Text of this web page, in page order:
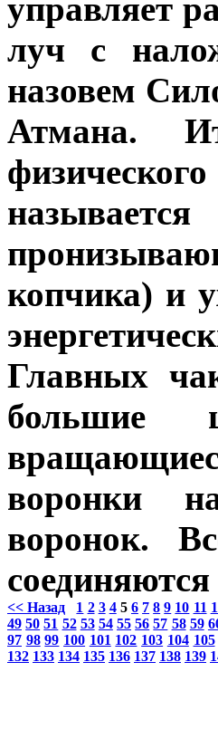
управляет
луч с
назовем
Атмана.
копчика) и
Главных
большие
воронки
воронок.
<< Назад 1 2 3 4 5 6 7 8 9 10 11
49 50 51 52 53 54 55 56 57 58 59
97 98 99 100 101 102 103 104 105
132 133 134 135 136 137 138 139